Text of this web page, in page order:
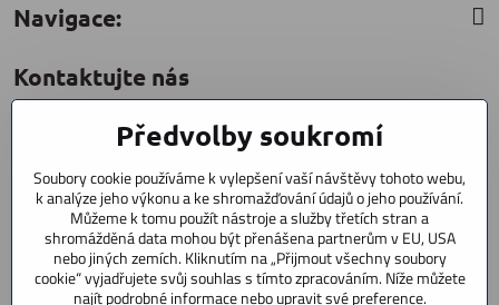
Navigace:
Kontaktujte nás
CYCLESTAR s​.r​.o​.
Praha 5 Radotín
153 00
+420 602 856 404
+420 723 603 807
Předvolby soukromí
Soubory cookie používáme k vylepšení vaší návštěvy tohoto webu,
k analýze jeho výkonu a ke shromažďování údajů o jeho používání.
Můžeme k tomu použít nástroje a služby třetích stran a
shromážděná data mohou být přenášena partnerům v EU, USA
nebo jiných zemích. Kliknutím na „Přijmout všechny soubory
cookie“ vyjadřujete svůj souhlas s tímto zpracováním. Níže můžete
najít podrobné informace nebo upravit své preference.